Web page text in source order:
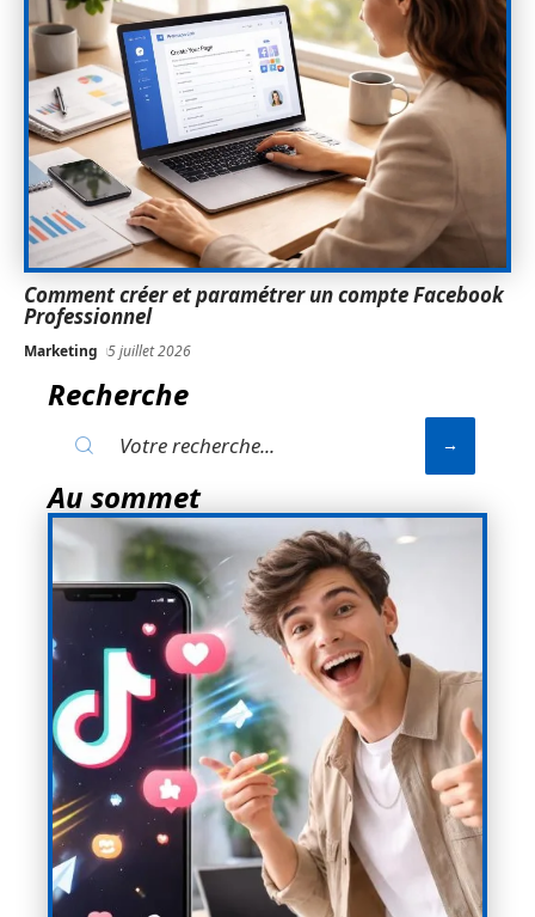
Comment créer et paramétrer un compte Facebook
Professionnel
Marketing 5 juillet 2026
Recherche
Au sommet